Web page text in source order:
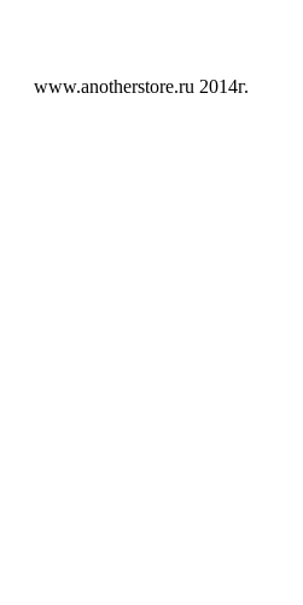
www.anotherstore.ru 2014г.